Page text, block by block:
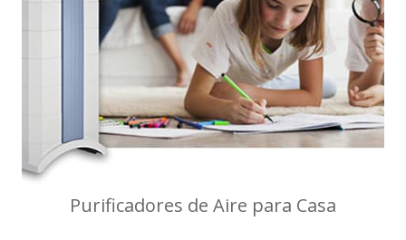
Purificadores de Aire para Casa